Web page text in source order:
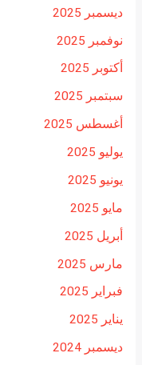
ديسمبر 2025
نوفمبر 2025
أكتوبر 2025
سبتمبر 2025
أغسطس 2025
يوليو 2025
يونيو 2025
مايو 2025
أبريل 2025
مارس 2025
فبراير 2025
يناير 2025
ديسمبر 2024